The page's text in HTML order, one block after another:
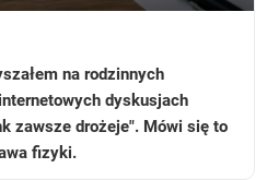
na rodzinnych
dyskusjach
zawsze drożeje". Mówi się to
fizyki.